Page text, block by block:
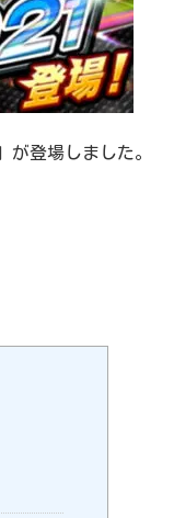
が登場しました。